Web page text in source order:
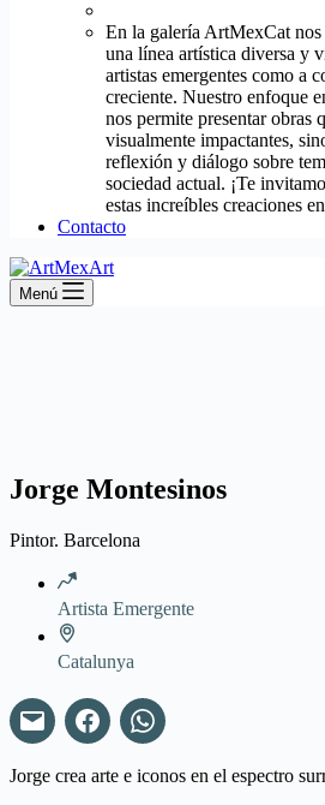
En la galería ArtMexCat
una línea artística diversa y
artistas emergentes como a
creciente. Nuestro enfoque
nos permite presentar obras
visualmente impactantes,
reflexión y diálogo sobre
sociedad actual. ¡Te
estas increíbles creaciones
Contacto
Menú
Jorge Montesinos
Pintor. Barcelona
Artista Emergente
Catalunya
Jorge crea arte e iconos en el espectro